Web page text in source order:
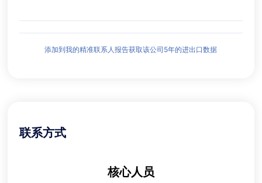
添加到我的精准联系人报告获取该公司5年的进出口数据
联系方式
核心人员